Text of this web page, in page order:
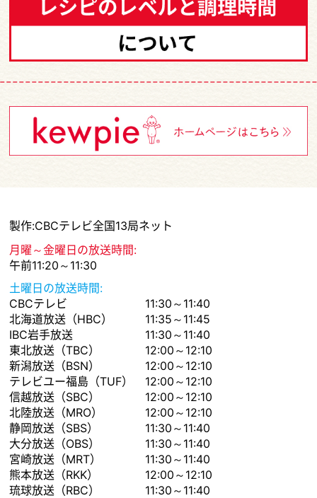
製作:CBCテレビ全国13局ネット
月曜～金曜日の放送時間:
午前11:20～11:30
土曜日の放送時間:
CBCテレビ
11:30～11:40
北海道放送（HBC）
11:35～11:45
IBC岩手放送
11:30～11:40
東北放送（TBC）
12:00～12:10
新潟放送（BSN）
12:00～12:10
テレビユー福島（TUF）
12:00～12:10
信越放送（SBC）
12:00～12:10
北陸放送（MRO）
12:00～12:10
静岡放送（SBS）
11:30～11:40
大分放送（OBS）
11:30～11:40
宮崎放送（MRT）
11:30～11:40
熊本放送（RKK）
12:00～12:10
琉球放送（RBC）
11:30～11:40